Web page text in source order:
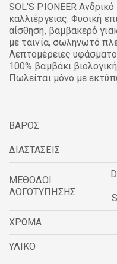
SOL'S PIONEER
καλλιέργειας. Φυσική
αίσθηση, βαμβακερό
με ταινία, σωληνωτό
Λεπτομέρειες
100% βαμβάκι
Πωλείται μόνο με
ΒΑΡΟΣ
ΔΙΑΣΤΑΣΕΙΣ
ΜΕΘΟΔΟΙ
ΛΟΓΟΤΥΠΗΣΗΣ
ΧΡΩΜΑ
ΥΛΙΚΟ